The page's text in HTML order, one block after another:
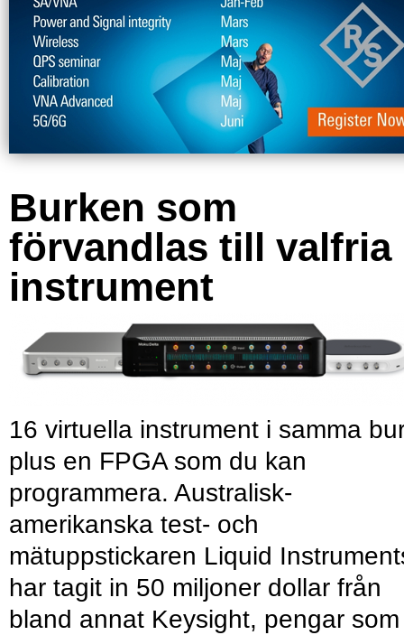
Burken som
förvandlas till valfria
instrument
16 virtuella instrument i samma
plus en FPGA som du kan
programmera. Australisk-
amerikanska test- och
mätuppstickaren Liquid
har tagit in 50 miljoner dollar från
bland annat Keysight, pengar som